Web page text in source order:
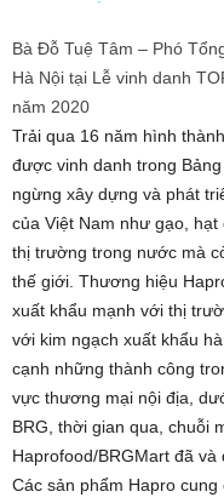
Bà Đỗ Tuệ Tâm – Phó
Hà Nội tại Lễ vinh danh
năm 2020
Trải qua 16 năm hình
được vinh danh trong
ngừng xây dựng và phát
của Việt Nam như gạo,
thị trường trong nước mà
thế giới. Thương hiệu
xuất khẩu mạnh với thị
với kim ngạch xuất khẩu
cạnh những thành công
vực thương mại nội địa,
BRG, thời gian qua, chuỗi
Haprofood/BRGMart đã và
Các sản phẩm Hapro